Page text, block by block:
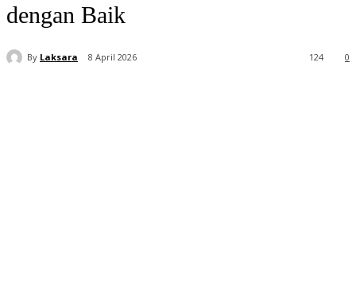
dengan Baik
By Laksara 8 April 2026 0
124